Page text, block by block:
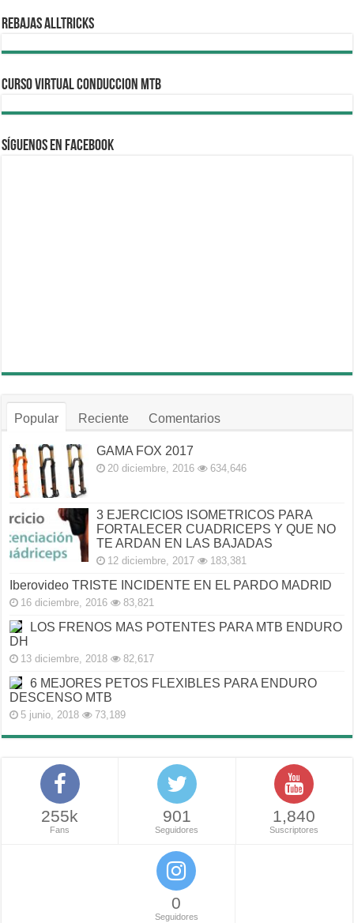
REBAJAS ALLTRICKS
CURSO VIRTUAL CONDUCCION MTB
Síguenos en Facebook
Popular Reciente Comentarios
GAMA FOX 2017
20 diciembre, 2016 634,646
3 EJERCICIOS ISOMETRICOS PARA
FORTALECER CUADRICEPS Y QUE NO
TE ARDAN EN LAS BAJADAS
12 diciembre, 2017 183,381
Iberovideo TRISTE INCIDENTE EN EL PARDO MADRID
16 diciembre, 2016 83,821
LOS FRENOS MAS POTENTES PARA MTB ENDURO
DH
13 diciembre, 2018 82,617
6 MEJORES PETOS FLEXIBLES PARA ENDURO
DESCENSO MTB
5 junio, 2018 73,189
255k
Fans
901
Seguidores
1,840
Suscriptores
0
Seguidores